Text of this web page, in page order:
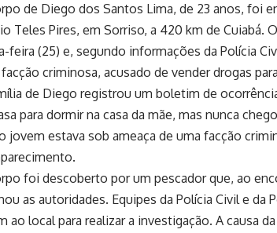
de Diego dos Santos Lima, de 23 anos, foi
Teles Pires, em Sorriso, a 420 km de Cuiabá.
feira (25) e, segundo informações da Polícia
criminosa, acusado de vender drogas
de Diego registrou um boletim de
para dormir na casa da mãe, mas nunca
jovem estava sob ameaça de uma facção
foi descoberto por um pescador que, ao
as autoridades. Equipes da Polícia Civil e da
ao local para realizar a investigação. A causa